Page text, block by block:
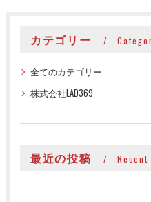
カテゴリー
全てのカテゴリー
株式会社LAD369
最近の投稿 Recent